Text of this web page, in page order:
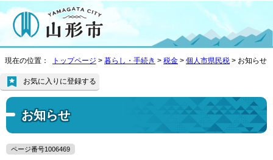
現在の位置： トップページ > 暮らし・手続き > 税金 > 個人市県民税 > お知らせ
お知らせ
お気に入りに登録する
ページ番号1006469